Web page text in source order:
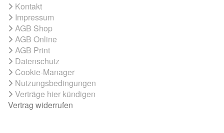
Kontakt
Impressum
AGB Shop
AGB Online
AGB Print
Datenschutz
Cookie-Manager
Nutzungsbedingungen
Verträge hier kündigen
Vertrag widerrufen